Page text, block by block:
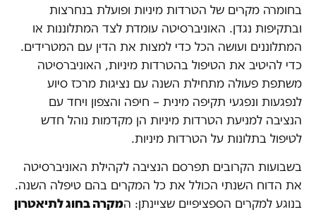
בחומרה מקרים של הטרדות מיניות ופועלת בנחרצות
ובתקיפות נגדן. האוניברסיטה עומדת לצד המתלוננות או
המתלוננים ועושה הכל כדי למצות את הדין עם המטרידים.
כדי להיטיב את הטיפול בהטרדות מיניות, האוניברסיטה
משתפת פעולה מתחילת השנה עם נציגות מרכז סיוע
לנפגעות ונפגעי תקיפה מינית – חיפה והצפון ויחד עם
הנציבה למניעת הטרדות מיניות הן מקדמות נוהל חדש
לטיפול בתלונות על הטרדות מיניות.
בשבועות הקרובים תפרסם הנציבה לקהילת האוניברסיטה
את הדוח השנתי הכולל את כל המקרים בהם טיפלה השנה.
בנוגע למקרים הספציפיים שציינתן: המקרה בחוג לתיאטרון